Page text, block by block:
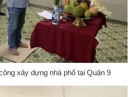
xây dựng nhà phố tại Quận 9